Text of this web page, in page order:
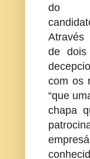
do
Através
de dois
com os
“que
chapa